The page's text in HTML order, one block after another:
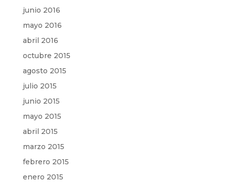
junio 2016
mayo 2016
abril 2016
octubre 2015
agosto 2015
julio 2015
junio 2015
mayo 2015
abril 2015
marzo 2015
febrero 2015
enero 2015